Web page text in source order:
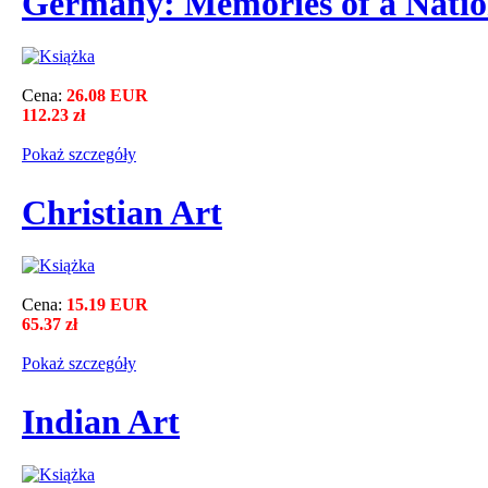
Cena: 26.08 EUR
112.23 zł
Pokaż szczegόły
Christian Art
Cena: 15.19 EUR
65.37 zł
Pokaż szczegόły
Indian Art